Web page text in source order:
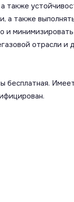
также
также
отрасли и